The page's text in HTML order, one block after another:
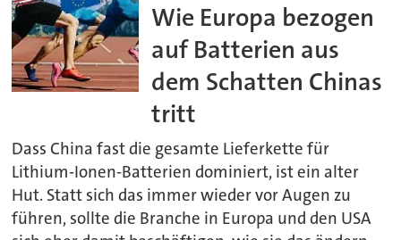
Wie Europa bezogen
auf Batterien aus
dem Schatten Chinas
tritt
Dass China fast die gesamte Lieferkette für
Lithium-Ionen-Batterien dominiert, ist ein alter
Hut. Statt sich das immer wieder vor Augen zu
führen, sollte die Branche in Europa und den USA